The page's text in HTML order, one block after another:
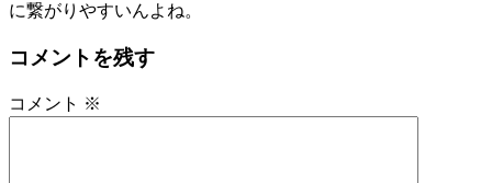
に繋がりやすいんよね。
コメントを残す
コメント ※